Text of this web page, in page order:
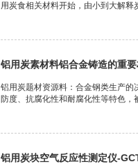
用炭食相关材料开始，由小到大解
铝用炭素材料铝合金铸造的重
铝用炭题材资源料：合金钢类生产
防度、抗腐化性和耐腐化性等特色
铝用炭块空气反应性测定仪-